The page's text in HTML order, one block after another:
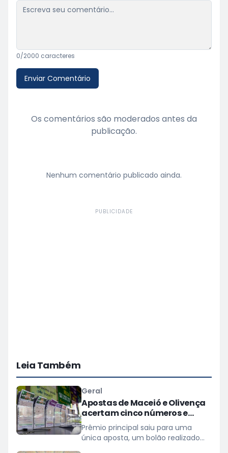
0/2000 caracteres
Enviar Comentário
Os comentários são moderados antes da
publicação.
Nenhum comentário publicado ainda.
PUBLICIDADE
Leia Também
Geral
Apostas de Maceió e Olivença
acertam cinco números e
levam mais de R$ 22 mil na
Mega-Sena
Prêmio principal saiu para uma
única aposta, um bolão realizado